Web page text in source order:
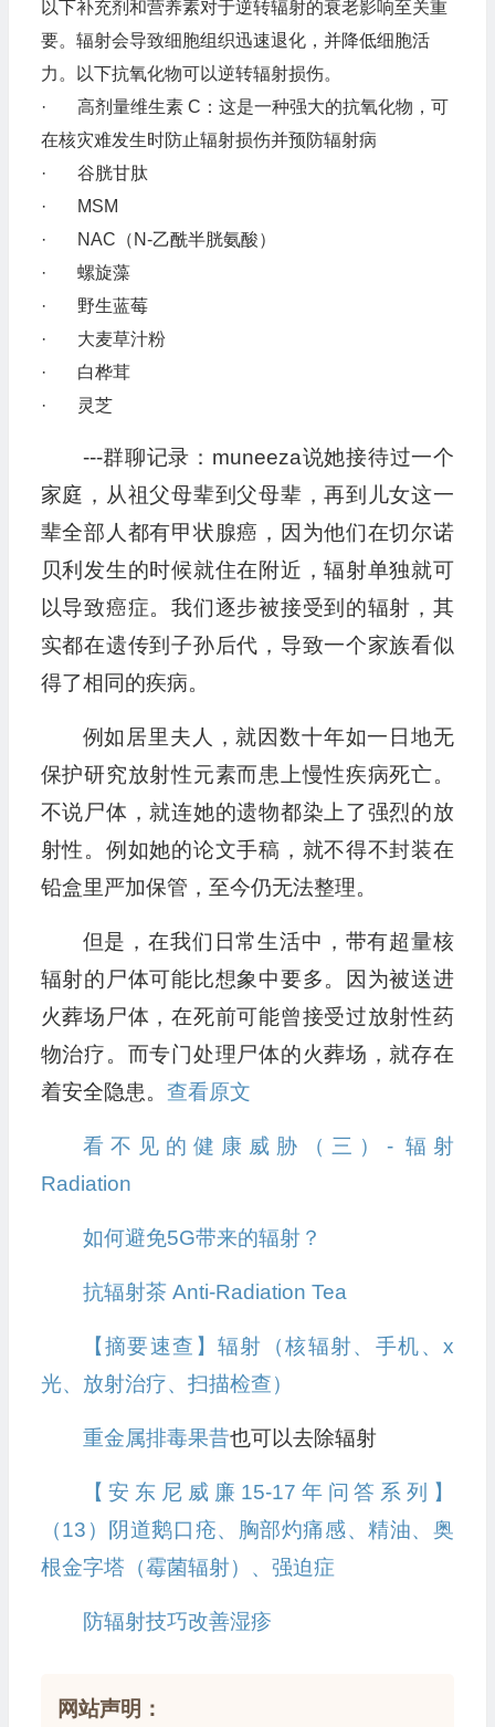
以下补充剂和营养素对于逆转辐射的衰老影响至关重
要。辐射会导致细胞组织迅速退化，并降低细胞活
力。以下抗氧化物可以逆转辐射损伤。
· 高剂量维生素 C：这是一种强大的抗氧化物，可
在核灾难发生时防止辐射损伤并预防辐射病
· 谷胱甘肽
· MSM
· NAC（N-乙酰半胱氨酸）
· 螺旋藻
· 野生蓝莓
· 大麦草汁粉
· 白桦茸
· 灵芝
---群聊记录：muneeza说她接待过一个
家庭，从祖父母辈到父母辈，再到儿女这一
辈全部人都有甲状腺癌，因为他们在切尔诺
贝利发生的时候就住在附近，辐射单独就可
以导致癌症。我们逐步被接受到的辐射，其
实都在遗传到子孙后代，导致一个家族看似
得了相同的疾病。
例如居里夫人，就因数十年如一日地无
保护研究放射性元素而患上慢性疾病死亡。
不说尸体，就连她的遗物都染上了强烈的放
射性。例如她的论文手稿，就不得不封装在
铅盒里严加保管，至今仍无法整理。
但是，在我们日常生活中，带有超量核
辐射的尸体可能比想象中要多。因为被送进
火葬场尸体，在死前可能曾接受过放射性药
物治疗。而专门处理尸体的火葬场，就存在
着安全隐患。 查看原文
看不见的健康威胁（三）- 辐射
Radiation
如何避免5G带来的辐射？
抗辐射茶 Anti-Radiation Tea
【摘要速查】辐射（核辐射、手机、x
光、放射治疗、扫描检查）
重金属排毒果昔也可以去除辐射
【安东尼威廉15-17年问答系列】
（13）阴道鹅口疮、胸部灼痛感、精油、奥
根金字塔（霉菌辐射）、强迫症
防辐射技巧改善湿疹
网站声明：